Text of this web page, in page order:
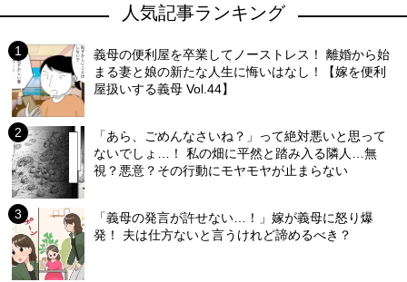
人気記事ランキング
義母の便利屋を卒業してノーストレス！ 離婚から始
まる妻と娘の新たな人生に悔いはなし！【嫁を便利
屋扱いする義母 Vol.44】
「あら、ごめんなさいね？」って絶対悪いと思って
ないでしょ…！ 私の畑に平然と踏み入る隣人…無
視？悪意？その行動にモヤモヤが止まらない
「義母の発言が許せない…！」嫁が義母に怒り爆
発！ 夫は仕方ないと言うけれど諦めるべき？